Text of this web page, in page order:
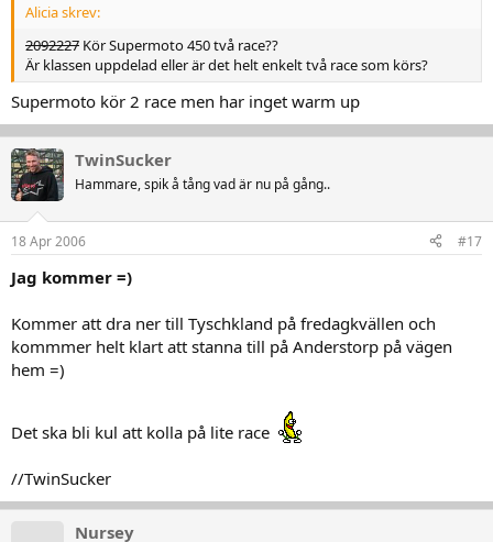
Alicia skrev:
2092227 Kör Supermoto 450 två race??
Är klassen uppdelad eller är det helt enkelt två race som körs?
Supermoto kör 2 race men har inget warm up
TwinSucker
Hammare, spik å tång vad är nu på gång..
18 Apr 2006 #17
Jag kommer =)
Kommer att dra ner till Tyschkland på fredagkvällen och
kommmer helt klart att stanna till på Anderstorp på vägen
hem =)
Det ska bli kul att kolla på lite race
//TwinSucker
Nursey